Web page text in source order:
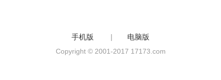
手机版 | 电脑版
Copyright © 2001-2017 17173.com